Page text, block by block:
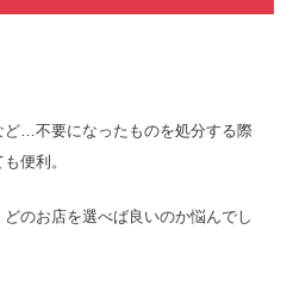
ど…不要になったものを処分する際
便利。
のお店を選べば良いのか悩んでし